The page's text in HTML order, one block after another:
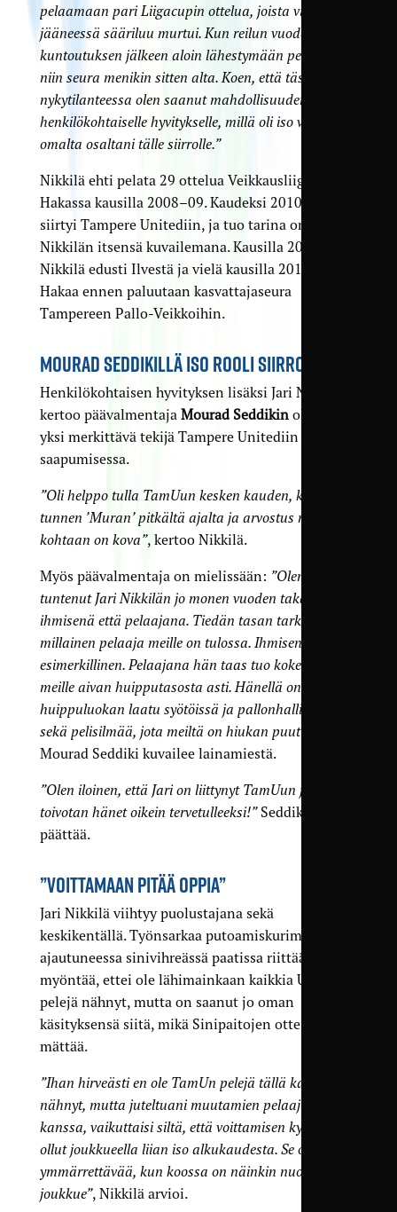
pelaamaan pari Liigacupin ottelua, joista viimeiseksi
jääneessä sääriluu murtui. Kun reilun vuoden
kuntoutuksen jälkeen aloin lähestymään pelikuntoa,
niin seura menikin sitten alta. Koen, että tässä
nykytilanteessa olen saanut mahdollisuuden
henkilökohtaiselle hyvitykselle, millä oli iso vaikutus
omalta osaltani tälle siirrolle.”
Nikkilä ehti pelata 29 ottelua Veikkausliigaa
Hakassa kausilla 2008–09. Kaudeksi 2010 hän
siirtyi Tampere Unitediin, ja tuo tarina on yllä
Nikkilän itsensä kuvailemana. Kausilla 2012–13
Nikkilä edusti Ilvestä ja vielä kausilla 2014–15
Hakaa ennen paluutaan kasvattajaseura
Tampereen Pallo-Veikkoihin.
MOURAD SEDDIKILLÄ ISO ROOLI SIIRROSSA
Henkilökohtaisen hyvityksen lisäksi Jari Nikkilä
kertoo päävalmentaja Mourad Seddikin olleen
yksi merkittävä tekijä Tampere Unitediin
saapumisessa.
”Oli helppo tulla TamUun kesken kauden, koska
tunnen ’Muran’ pitkältä ajalta ja arvostus miestä
kohtaan on kova”, kertoo Nikkilä.
Myös päävalmentaja on mielissään: ”Olen
tuntenut Jari Nikkilän jo monen vuoden takaa sekä
ihmisenä että pelaajana. Tiedän tasan tarkkaan,
millainen pelaaja meille on tulossa. Ihmisenä hän on
esimerkillinen. Pelaajana hän taas tuo kokemusta
meille aivan huipputasosta asti. Hänellä on
huippuluokan laatu syötöissä ja pallonhallinnassa
sekä pelisilmää, jota meiltä on hiukan puuttunut”
Mourad Seddiki kuvailee lainamiestä.
”Olen iloinen, että Jari on liittynyt TamUun ja
toivotan hänet oikein tervetulleeksi!”Seddiki
päättää.
”VOITTAMAAN PITÄÄ OPPIA”
Jari Nikkilä viihtyy puolustajana sekä
keskikentällä. Työnsarkaa putoamiskurimukseen
ajautuneessa sinivihreässä paatissa riittää. Nikkilä
myöntää, ettei ole lähimainkaan kaikkia Unitedin
pelejä nähnyt, mutta on saanut jo oman
käsityksensä siitä, mikä Sinipaitojen otteissa
mättää.
”Ihan hirveästi en ole TamUn pelejä tällä kaudella
nähnyt, mutta juteltuani muutamien pelaajien
kanssa, vaikuttaisi siltä, että voittamisen kynnys on
ollut joukkueella liian iso alkukaudesta. Se on
ymmärrettävää, kun koossa on näinkin nuori
joukkue”, Nikkilä arvioi.